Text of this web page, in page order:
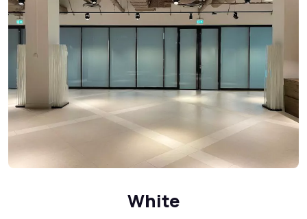
White